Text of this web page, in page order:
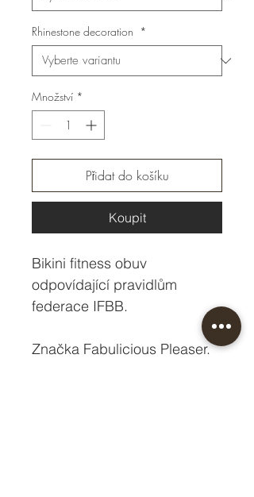
Rhinestone decoration *
Množství *
Přidat do košíku
Koupit
Bikini fitness obuv
odpovídající pravidlům
federace IFBB.
Značka Fabulicious Pleaser.